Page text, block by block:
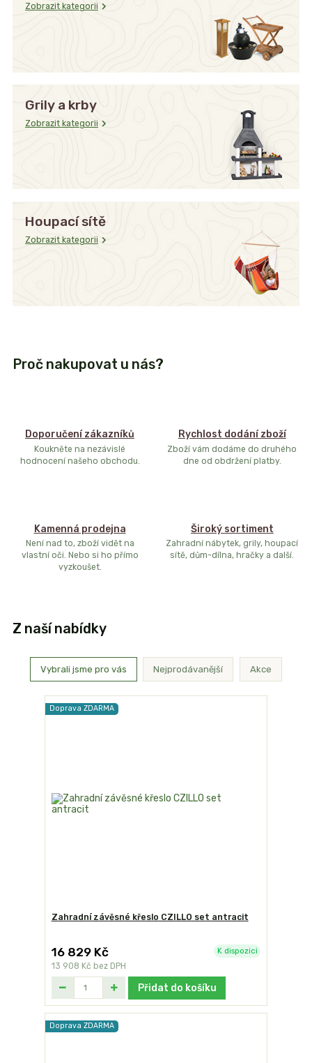
Zobrazit kategorii
Grily a krby
Zobrazit kategorii
Houpací sítě
Zobrazit kategorii
Proč nakupovat u nás?
Doporučení zákazníků
Koukněte na nezávislé
hodnocení našeho obchodu.
Rychlost dodání zboží
Zboží vám dodáme do druhého
dne od obdržení platby.
Kamenná prodejna
Není nad to, zboží vidět na
vlastní oči. Nebo si ho přímo
vyzkoušet.
Široký sortiment
Zahradní nábytek, grily, houpací
sítě, dům-dílna, hračky a další.
Z naší nabídky
Vybrali jsme pro vás Nejprodávanější Akce
Doprava ZDARMA
Zahradní závěsné křeslo CZILLO set antracit
16 829 Kč
13 908 Kč bez DPH
K dispozici
Přidat do košíku
Doprava ZDARMA